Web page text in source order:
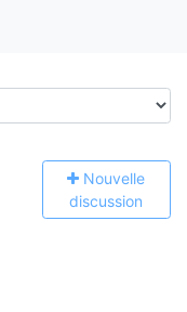
Nouvelle
discussion